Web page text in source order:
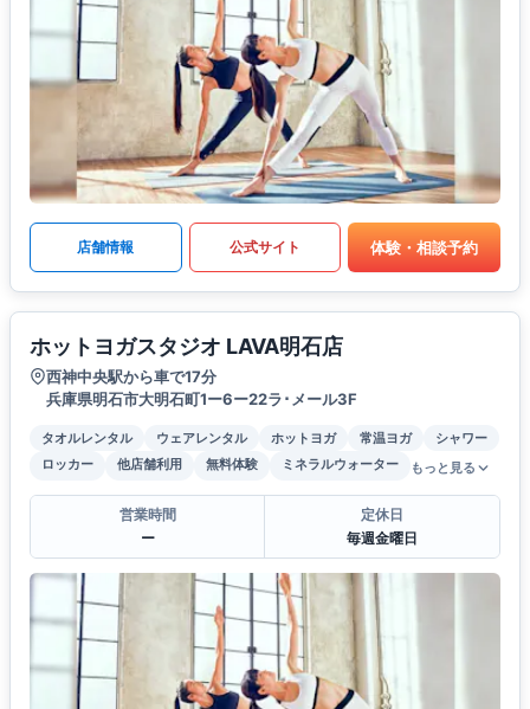
店舗情報 公式サイト 体験・相談予約
ホットヨガスタジオ LAVA明石店
西神中央駅から車で17分
兵庫県明石市大明石町1ー6ー22ラ･メール3F
タオルレンタル ウェアレンタル ホットヨガ 常温ヨガ
シャワー
ロッカー
他店舗利用 無料体験 ミネラルウォーター もっと見る
営業時間
ー
定休日
毎週金曜日